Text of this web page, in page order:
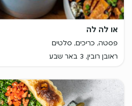
או לה לה
פסטה, כריכים, סלטים
ראובן רובין, 3 באר שבע